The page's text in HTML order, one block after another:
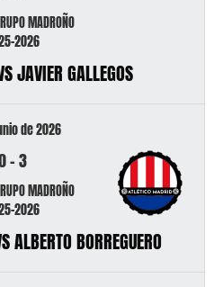
MADROÑO
2026
JAVIER GALLEGOS
de 2026
-3
MADROÑO
2026
ALBERTO BORREGUERO